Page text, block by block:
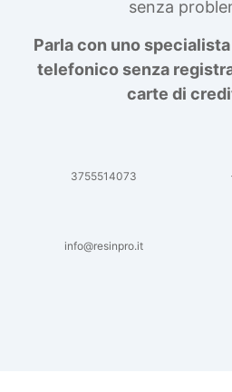
senza
Parla con uno
telefonico senza
carte di
3755514073
info@resinpro.it